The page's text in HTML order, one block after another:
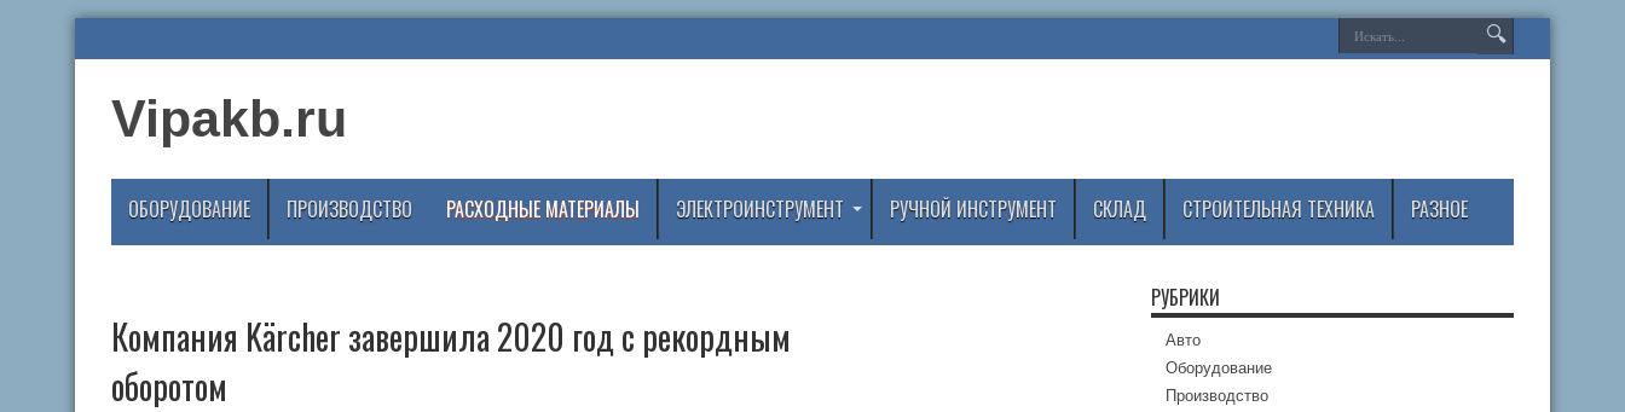
Vipakb.ru
ОБОРУДОВАНИЕ ПРОИЗВОДСТВО РАСХОДНЫЕ МАТЕРИАЛЫ ЭЛЕКТРОИНСТРУМЕНТ РУЧНОЙ ИНСТРУМЕНТ СКЛАД СТРОИТЕЛЬНАЯ ТЕХНИКА РАЗНОЕ
Компания Kärcher завершила 2020 год с рекордным
оборотом
РУБРИКИ
Авто
Оборудование
Производство